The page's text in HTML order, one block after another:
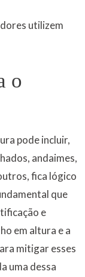
utilizem
o
pode incluir,
andaimes,
fica lógico
que
e
em altura e a
mitigar esses
uma dessa